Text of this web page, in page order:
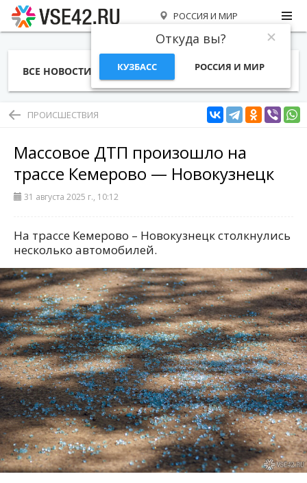
РОССИЯ И МИР
Откуда вы?
КУЗБАСС РОССИЯ И МИР
ВСЕ НОВОСТИ СТАТЬИ ТЕМЫ ФОТО
ПРОИСШЕСТВИЯ
Массовое ДТП произошло на
трассе Кемерово — Новокузнецк
31 августа 2025 г., 10:12
На трассе Кемерово – Новокузнецк столкнулись
несколько автомобилей.